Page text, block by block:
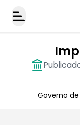
Alternar menu
Governo de